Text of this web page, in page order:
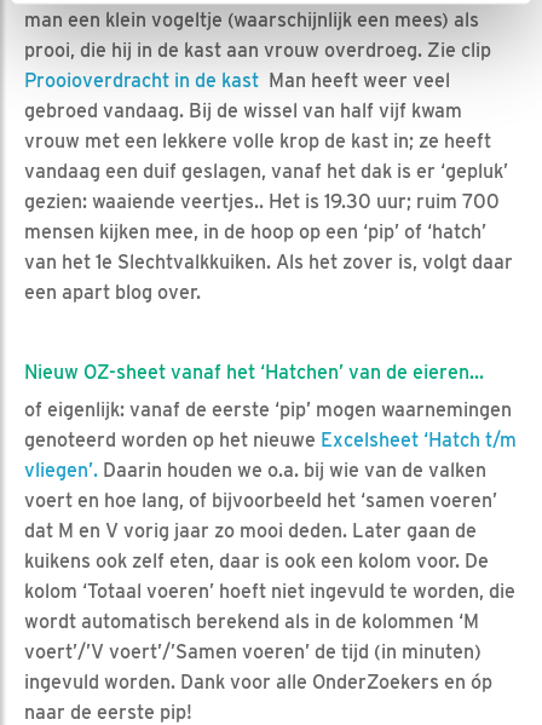
man een klein vogeltje (waarschijnlijk een mees) als
prooi, die hij in de kast aan vrouw overdroeg. Zie clip
Prooioverdracht in de kast Man heeft weer veel
gebroed vandaag. Bij de wissel van half vijf kwam
vrouw met een lekkere volle krop de kast in; ze heeft
vandaag een duif geslagen, vanaf het dak is er ‘gepluk’
gezien: waaiende veertjes.. Het is 19.30 uur; ruim 700
mensen kijken mee, in de hoop op een ‘pip’ of ‘hatch’
van het 1e Slechtvalkkuiken. Als het zover is, volgt daar
een apart blog over.
Nieuw OZ-sheet vanaf het ‘Hatchen’ van de eieren...
of eigenlijk: vanaf de eerste ‘pip’ mogen waarnemingen
genoteerd worden op het nieuwe Excelsheet ‘Hatch t/m
vliegen’. Daarin houden we o.a. bij wie van de valken
voert en hoe lang, of bijvoorbeeld het ‘samen voeren’
dat M en V vorig jaar zo mooi deden. Later gaan de
kuikens ook zelf eten, daar is ook een kolom voor. De
kolom ‘Totaal voeren’ hoeft niet ingevuld te worden, die
wordt automatisch berekend als in de kolommen ‘M
voert’/’V voert’/’Samen voeren’ de tijd (in minuten)
ingevuld worden. Dank voor alle OnderZoekers en óp
naar de eerste pip!